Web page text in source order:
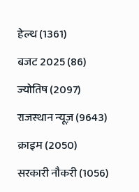
हेल्थ (1361)
बजट 2025 (86)
ज्योतिष (2097)
राजस्थान न्यूज़ (9643)
क्राइम (2050)
सरकारी नौकरी (1056)